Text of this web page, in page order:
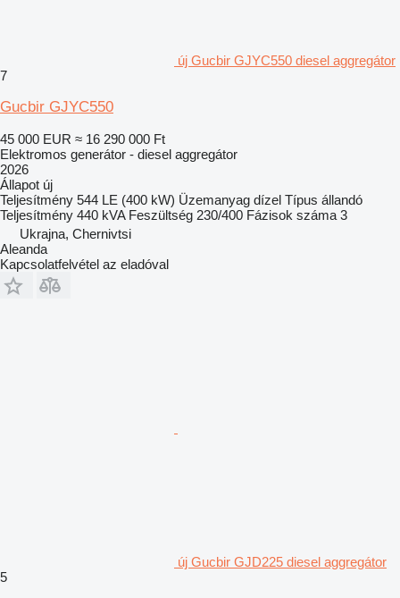
új Gucbir GJYC550 diesel aggregátor
7
Gucbir GJYC550
45 000 EUR ≈ 16 290 000 Ft
Elektromos generátor - diesel aggregátor
2026
Állapot új
Teljesítmény 544 LE (400 kW) Üzemanyag dízel Típus állandó
Teljesítmény 440 kVA Feszültség 230/400 Fázisok száma 3
Ukrajna, Chernivtsi
Aleanda
Kapcsolatfelvétel az eladóval
új Gucbir GJD225 diesel aggregátor
5